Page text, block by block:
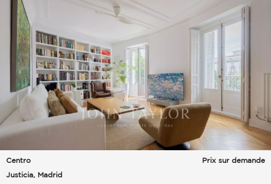
Centro
Justicia, Madrid
Prix sur demande